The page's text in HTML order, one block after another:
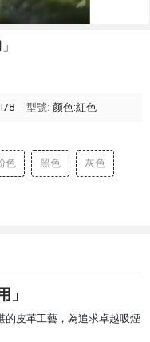
型號: 颜色:紅色
色 黑色 灰色
的皮革工藝，為追求卓越吸煙